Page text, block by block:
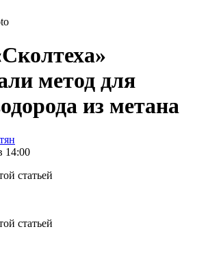
метод для
из метана
14:00
статьей
статьей